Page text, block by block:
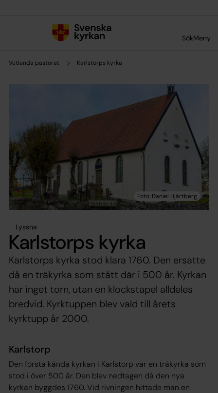
SökMeny
Vetlanda pastorat Karlstorps kyrka
Lyssna
Karlstorps kyrka
Karlstorps kyrka stod klara 1760. Den ersatte
då en träkyrka som stått där i 500 år. Kyrkan
har inget torn, utan en klockstapel alldeles
bredvid. Kyrktuppen blev vald till årets
kyrktupp år 2000.
Karlstorp
Den första kända kyrkan i Karlstorp var en träkyrka som
stod i över 500 år. Den blev nedtagen då den nya
kyrkan byggdes 1760. Vid rivningen hittade man en